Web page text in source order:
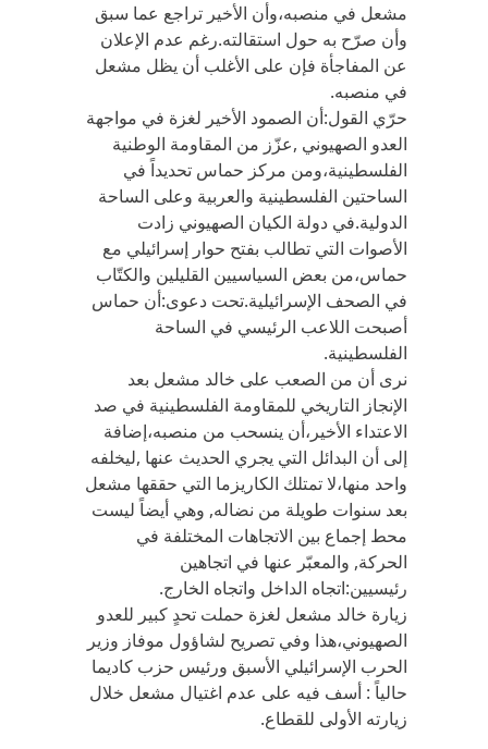
مشعل في منصبه،وأن الأخير تراجع عما سبق
وأن صرّح به حول استقالته.رغم عدم الإعلان
عن المفاجأة فإن على الأغلب أن يظل مشعل
في منصبه.
حرّي القول:أن الصمود الأخير لغزة في مواجهة
العدو الصهيوني ,عزّز من المقاومة الوطنية
الفلسطينية،ومن مركز حماس تحديداً في
الساحتين الفلسطينية والعربية وعلى الساحة
الدولية.في دولة الكيان الصهيوني زادت
الأصوات التي تطالب بفتح حوار إسرائيلي مع
حماس،من بعض السياسيين القليلين والكتّاب
في الصحف الإسرائيلية.تحت دعوى:أن حماس
أصبحت اللاعب الرئيسي في الساحة
الفلسطينية.
نرى أن من الصعب على خالد مشعل بعد
الإنجاز التاريخي للمقاومة الفلسطينية في صد
الاعتداء الأخير،أن ينسحب من منصبه،إضافة
إلى أن البدائل التي يجري الحديث عنها ,ليخلفه
واحد منها،لا تمتلك الكاريزما التي حققها مشعل
بعد سنوات طويلة من نضاله, وهي أيضاً ليست
محط إجماع بين الاتجاهات المختلفة في
الحركة, والمعبّر عنها في اتجاهين
رئيسيين:اتجاه الداخل واتجاه الخارج.
زيارة خالد مشعل لغزة حملت تحدٍ كبير للعدو
الصهيوني،هذا وفي تصريح لشاؤول موفاز وزير
الحرب الإسرائيلي الأسبق ورئيس حزب كاديما
حالياً : أسف فيه على عدم اغتيال مشعل خلال
زيارته الأولى للقطاع.